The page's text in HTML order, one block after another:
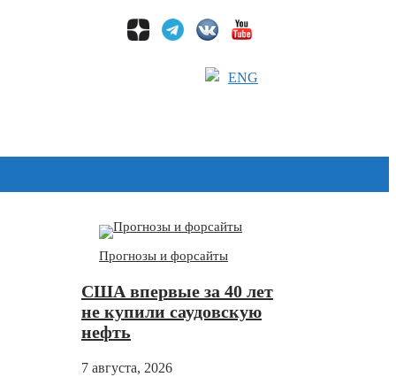
ENG
Прогнозы и форсайты
США впервые за 40 лет
не купили саудовскую
нефть
7 августа, 2026